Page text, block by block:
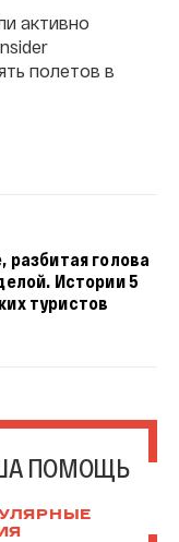
активно
полетов в
разбитая голова
Истории 5
туристов
ПОМОЩЬ